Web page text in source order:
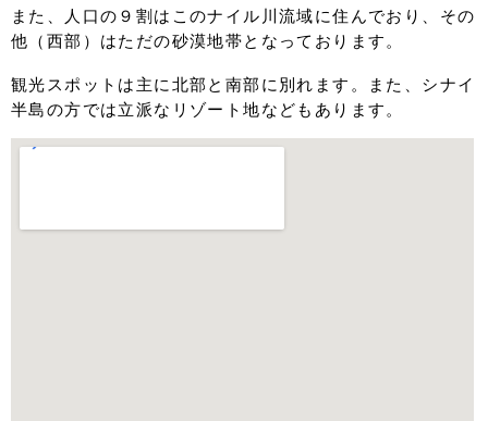
また、人口の９割はこのナイル川流域に住んでおり、その
他（西部）はただの砂漠地帯となっております。
観光スポットは主に北部と南部に別れます。また、シナイ
半島の方では立派なリゾート地などもあります。